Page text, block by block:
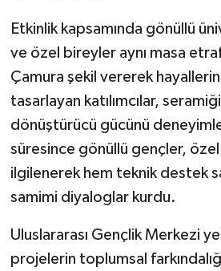
Etkinlik kapsamında gönüllü
ve özel bireyler aynı masa
Çamura şekil vererek
tasarlayan katılımcılar,
dönüştürücü gücünü
süresince gönüllü gençler,
ilgilenerek hem teknik destek
samimi diyaloglar kurdu.
Uluslararası Gençlik Merkezi
projelerin toplumsal
Kadın
KÜLTÜR SANAT
MAGAZİN
Otomobil
Sağlık